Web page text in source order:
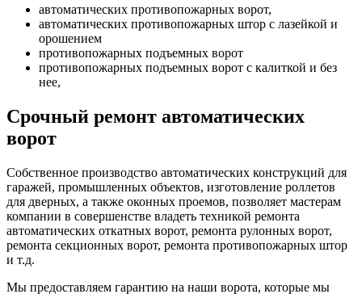
автоматических противопожарных ворот,
автоматических противопожарных штор с лазейкой и
орошением
противопожарных подъемных ворот
противопожарных подъемных ворот с калиткой и без
нее,
Срочный ремонт автоматических
ворот
Собственное производство автоматических конструкций для
гаражей, промышленных объектов, изготовление роллетов
для дверных, а также оконных проемов, позволяет мастерам
компании в совершенстве владеть техникой ремонта
автоматических откатных ворот, ремонта рулонных ворот,
ремонта секционных ворот, ремонта противопожарных штор
и т.д.
Мы предоставляем гарантию на наши ворота, которые мы